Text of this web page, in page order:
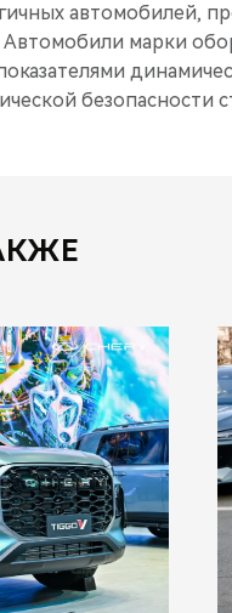
автомобилей,
Автомобили марки
безопасности